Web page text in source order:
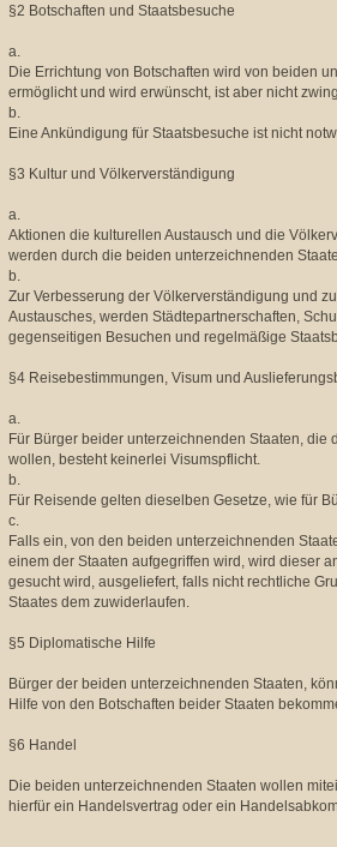
§2 Botschaften und Staatsbesuche
a.
Die Errichtung von Botschaften wird von beiden
ermöglicht und wird erwünscht, ist aber nicht
b.
Eine Ankündigung für Staatsbesuche ist nicht
§3 Kultur und Völkerverständigung
a.
Aktionen die kulturellen Austausch und die
werden durch die beiden unterzeichnenden
b.
Zur Verbesserung der Völkerverständigung und
Austausches, werden Städtepartnerschaften,
gegenseitigen Besuchen und regelmäßige
§4 Reisebestimmungen, Visum und
a.
Für Bürger beider unterzeichnenden Staaten, die
wollen, besteht keinerlei Visumspflicht.
b.
Für Reisende gelten dieselben Gesetze, wie für
c.
Falls ein, von den beiden unterzeichnenden
einem der Staaten aufgegriffen wird, wird dieser
gesucht wird, ausgeliefert, falls nicht rechtliche
Staates dem zuwiderlaufen.
§5 Diplomatische Hilfe
Bürger der beiden unterzeichnenden Staaten,
Hilfe von den Botschaften beider Staaten
§6 Handel
Die beiden unterzeichnenden Staaten wollen
hierfür ein Handelsvertrag oder ein